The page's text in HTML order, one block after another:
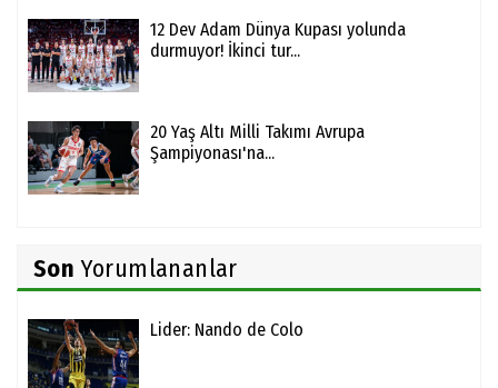
12 Dev Adam Dünya Kupası yolunda
durmuyor! İkinci tur...
20 Yaş Altı Milli Takımı Avrupa
Şampiyonası'na...
Son Yorumlananlar
Lider: Nando de Colo